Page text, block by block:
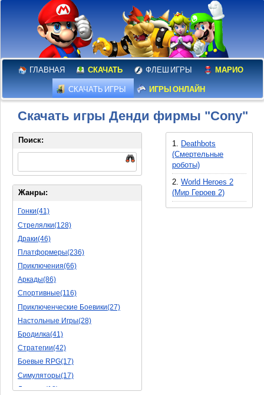
ГЛАВНАЯ СКАЧАТЬ ФЛЕШ ИГРЫ МАРИО
СКАЧАТЬ ИГРЫ ИГРЫ ОНЛАЙН
Скачать игры Денди фирмы "Cony"
1.
Deathbots
(Смертельные
роботы)
2.World Heroes 2
(Мир Героев 2)
Поиск:
Жанры:
Гонки(41)
Стрелялки(128)
Драки(46)
Платформеры(236)
Приключения(66)
Аркады(86)
Спортивные(116)
Приключенческие Боевики(27)
Настольные Игры(28)
Бродилка(41)
Стратегии(42)
Боевые RPG(17)
Симуляторы(17)
Леталки(18)